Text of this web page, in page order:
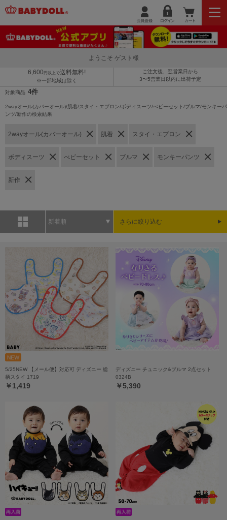
ようこそ ゲスト様
6,600 円以上で送料無料!
※一部地域は除く
ご注文後、翌営業日から
3〜5営業日以内に出荷予定
対象商品 4件
2wayオール(カバーオール)/肌着/スタイ・エプロン/ボディスーツ/べビーセット/ブルマ/モンキーパ
ンツ/新作の検索結果
2wayオール(カバーオール) 肌着 スタイ・エプロン
ボディスーツ べビーセット ブルマ モンキーパンツ
新作
新着順 さらに絞り込む
5/25NEW 【メール便】対応可 ディズニー 総
柄スタイ 1719
￥1,419
ディズニー チュニック&ブルマ 2点セット
0324B
￥5,390